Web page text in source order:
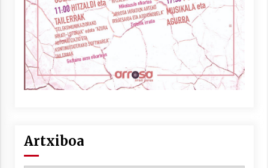
Artxiboa